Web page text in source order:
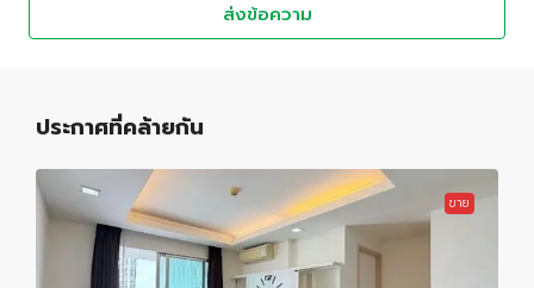
ส่งข้อความ
ประกาศที่คล้ายกัน
ขาย